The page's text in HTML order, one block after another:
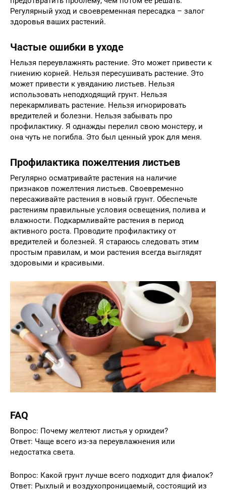
Регулярный уход и своевременная пересадка – залог
здоровья ваших растений.
Частые ошибки в уходе
Нельзя переувлажнять растение. Это может привести к
гниению корней. Нельзя пересушивать растение. Это
может привести к увяданию листьев. Нельзя
использовать неподходящий грунт. Нельзя
перекармливать растение. Нельзя игнорировать
вредителей и болезни. Нельзя забывать про
профилактику. Я однажды перелил свою монстеру, и
она чуть не погибла. Это был ценный урок для меня.
Профилактика пожелтения листьев
Регулярно осматривайте растения на наличие
признаков пожелтения листьев. Своевременно
пересаживайте растения в новый грунт. Обеспечьте
растениям правильные условия освещения, полива и
влажности. Подкармливайте растения в период
активного роста. Проводите профилактику от
вредителей и болезней. Я стараюсь следовать этим
простым правилам, и мои растения всегда выглядят
здоровыми и красивыми.
FAQ
Вопрос: Почему желтеют листья у орхидеи?
Ответ: Чаще всего из-за переувлажнения или
недостатка света.
Вопрос: Какой грунт лучше всего подходит для фиалок?
Ответ: Рыхлый и воздухопроницаемый, состоящий из